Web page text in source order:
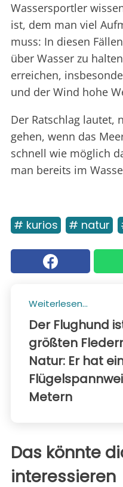
Wassersportler
ist, dem man viel
muss: In diesen
über Wasser zu
erreichen,
und der Wind hohe
Der Ratschlag lautet,
gehen, wenn das
schnell wie möglich
man bereits im
# kurios # natur
Weiterlesen...
Der Flughund
größten
Natur: Er hat
Metern
Das könnte
interessieren